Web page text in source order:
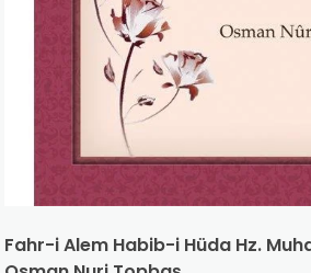
Fahr-i Alem Habib-i Hüda Hz.